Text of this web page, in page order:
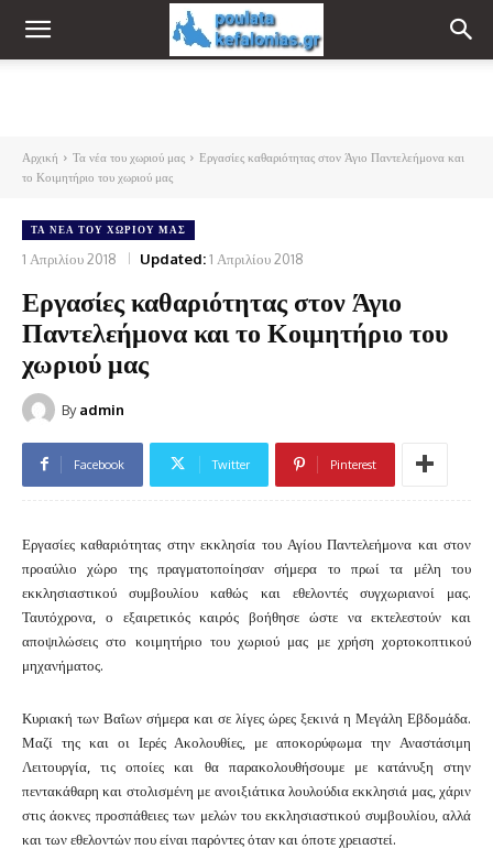
Αρχική Τα νέα του χωριού μας
Εργασίες καθαριότητας στον Άγιο Παντελεήμονα και
το Κοιμητήριο του χωριού μας
ΤΑ ΝΈΑ ΤΟΥ ΧΩΡΙΟΎ ΜΑΣ
1 Απριλίου 2018 Updated:1 Απριλίου 2018
Εργασίες καθαριότητας στον Άγιο
Παντελεήμονα και το Κοιμητήριο του
χωριού μας
By admin
Facebook Twitter Pinterest
Εργασίες καθαριότητας στην εκκλησία του Αγίου Παντελεήμονα και στον
προαύλιο χώρο της πραγματοποίησαν σήμερα το πρωί τα μέλη του
εκκλησιαστικού συμβουλίου καθώς και εθελοντές συγχωριανοί μας.
Ταυτόχρονα, ο εξαιρετικός καιρός βοήθησε ώστε να εκτελεστούν και
αποψιλώσεις στο κοιμητήριο του χωριού μας με χρήση χορτοκοπτικού
μηχανήματος.
Κυριακή των Βαΐων σήμερα και σε λίγες ώρες ξεκινά η Μεγάλη Εβδομάδα.
Μαζί της και οι Ιερές Ακολουθίες, με αποκορύφωμα την Αναστάσιμη
Λειτουργία, τις οποίες και θα παρακολουθήσουμε με κατάνυξη στην
πεντακάθαρη και στολισμένη με ανοιξιάτικα λουλούδια εκκλησιά μας, χάριν
στις άοκνες προσπάθειες των μελών του εκκλησιαστικού συμβουλίου, αλλά
και των εθελοντών που είναι παρόντες όταν και όποτε χρειαστεί.